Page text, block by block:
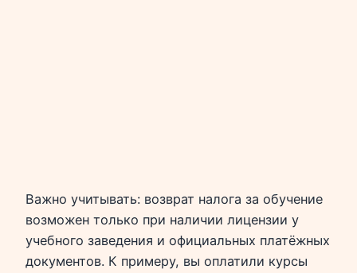
Важно учитывать: возврат налога за обучение
возможен только при наличии лицензии у
учебного заведения и официальных платёжных
документов. К примеру, вы оплатили курсы